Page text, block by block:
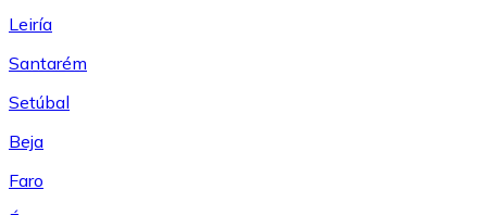
Leiría
Santarém
Setúbal
Beja
Faro